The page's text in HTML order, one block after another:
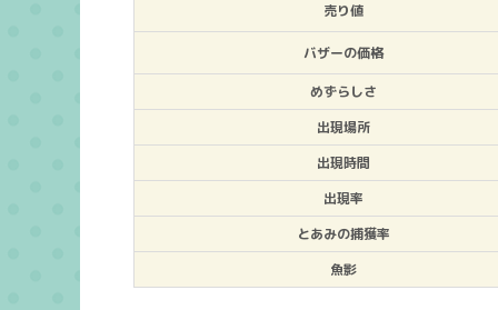
売り値
バザーの価格
めずらしさ
出現場所
出現時間
出現率
とあみの捕獲率
魚影